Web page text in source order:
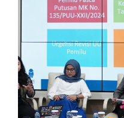
Diskusi
Rekrutmen